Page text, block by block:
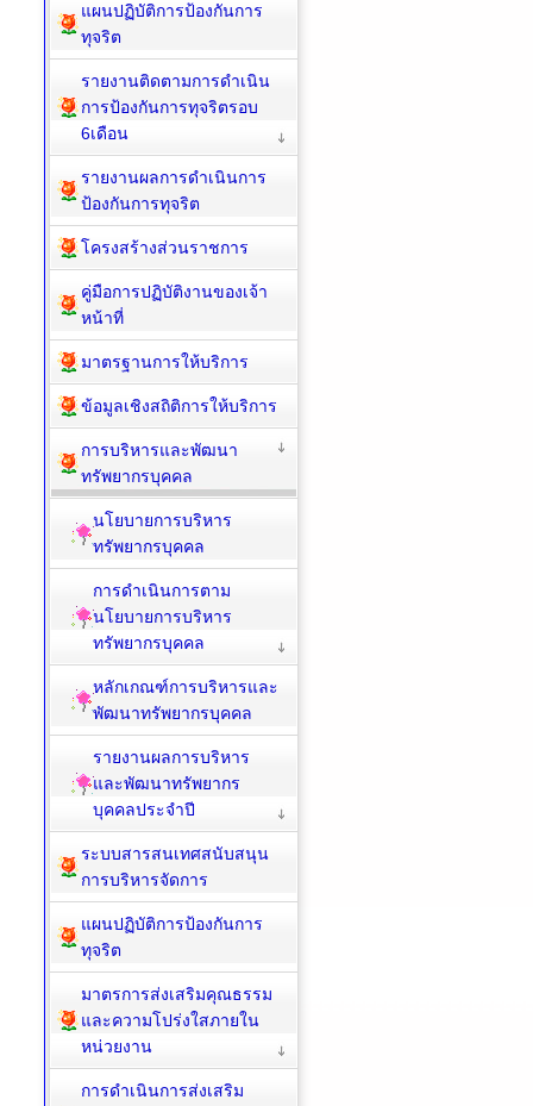
แผนปฏิบัติการป้องกันการ
ทุจริต
รายงานติดตามการดำเนิน
การป้องกันการทุจริตรอบ
6เดือน
รายงานผลการดำเนินการ
ป้องกันการทุจริต
โครงสร้างส่วนราชการ
คู่มือการปฏิบัติงานของเจ้า
หน้าที่
มาตรฐานการให้บริการ
ข้อมูลเชิงสถิติการให้บริการ
การบริหารและพัฒนา
ทรัพยากรบุคคล
นโยบายการบริหาร
ทรัพยากรบุคคล
การดำเนินการตาม
นโยบายการบริหาร
ทรัพยากรบุคคล
หลักเกณฑ์การบริหารและ
พัฒนาทรัพยากรบุคคล
รายงานผลการบริหาร
และพัฒนาทรัพยากร
บุคคลประจำปี
ระบบสารสนเทศสนับสนุน
การบริหารจัดการ
แผนปฏิบัติการป้องกันการ
ทุจริต
มาตรการส่งเสริมคุณธรรม
และความโปร่งใสภายใน
หน่วยงาน
การดำเนินการส่งเสริม